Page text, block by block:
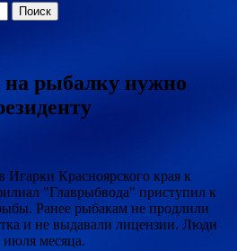
на рыбалку нужно
Красноярского края к
"Главрыбвода" приступил к
Ранее рыбакам не продлили
и не выдавали лицензии. Люди
месяца.